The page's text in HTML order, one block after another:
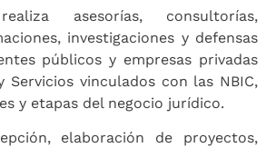
asesorías, consultorías,
investigaciones y defensas
públicos y empresas privadas
Servicios vinculados con las NBIC,
y etapas del negocio jurídico.
elaboración de proyectos,